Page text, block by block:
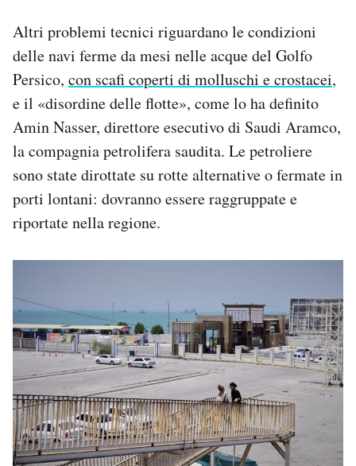
Altri problemi tecnici riguardano le condizioni
delle navi ferme da mesi nelle acque del Golfo
Persico, con scafi coperti di molluschi e crostacei,
e il «disordine delle flotte», come lo ha definito
Amin Nasser, direttore esecutivo di Saudi Aramco,
la compagnia petrolifera saudita. Le petroliere
sono state dirottate su rotte alternative o fermate in
porti lontani: dovranno essere raggruppate e
riportate nella regione.